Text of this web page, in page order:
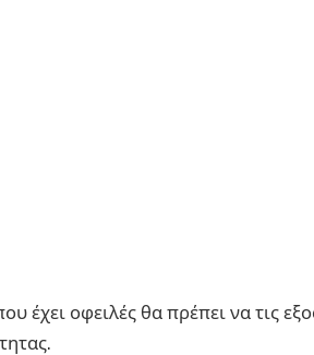
έχει οφειλές θα πρέπει να τις